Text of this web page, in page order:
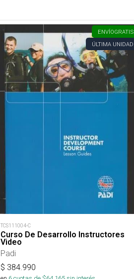
ENVÍOGRATIS
ÚLTIMA UNIDAD
TCS111004-C
Curso De Desarrollo Instructores
Video
Padi
$ 384.990